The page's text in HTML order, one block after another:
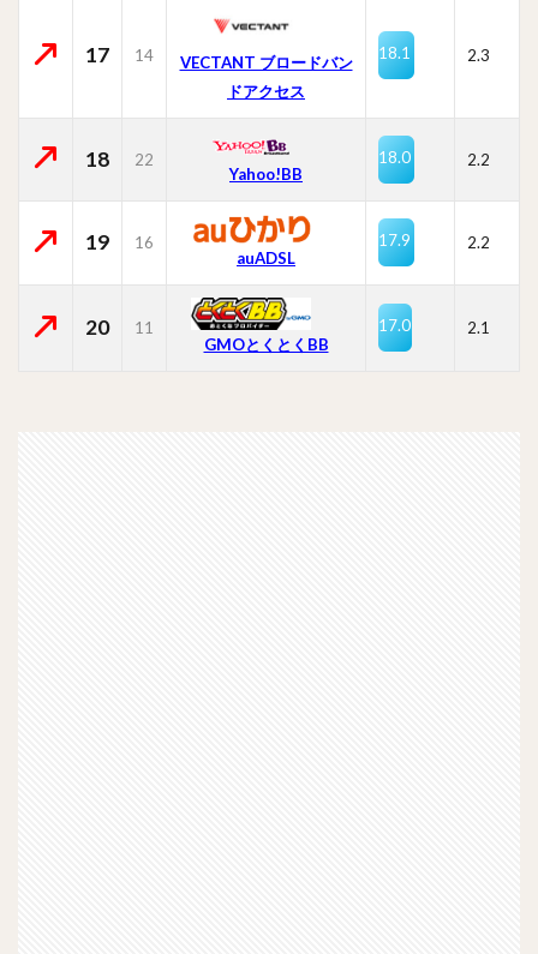
17 14
VECTANT ブロードバン
ドアクセス
18.1 2.3
18 22
Yahoo!BB
18.0 2.2
19
16
auADSL
17.9 2.2
20
11
GMOとくとくBB
17.0 2.1